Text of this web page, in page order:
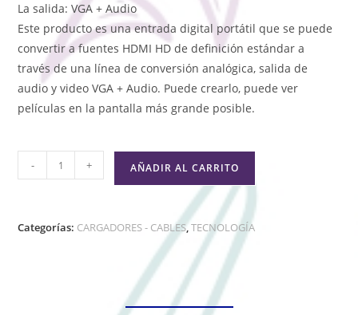
La salida: VGA + Audio
Este producto es una entrada digital portátil que se puede
convertir a fuentes HDMI HD de definición estándar a
través de una línea de conversión analógica, salida de
audio y video VGA + Audio. Puede crearlo, puede ver
películas en la pantalla más grande posible.
- + AÑADIR AL CARRITO
Categorías: CARGADORES - CABLES,TECNOLOGÍA